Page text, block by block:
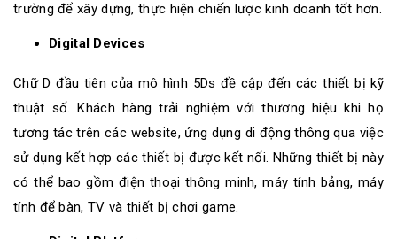
trường để xây dựng, thực hiện chiến lược kinh doanh tốt hơn.
Digital Devices
Chữ D đầu tiên của mô hình 5Ds đề cập đến các thiết bị kỹ
thuật số. Khách hàngtrải nghiệm với thương hiệu khi họ
tương táctrên các website, ứng dụng di động thông qua việc
sử dụng kết hợp các thiết bị được kết nối. Những thiết bị này
có thể bao gồm điện thoại thông minh, máy tính bảng, máy
tính để bàn, TV và thiết bị chơi game.